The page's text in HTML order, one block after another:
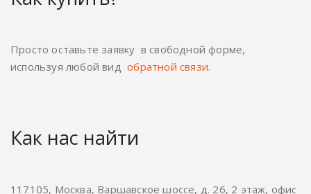
Просто оставьте заявку в свободной форме,
используя любой видобратной связи.
Как нас найти
117105, Москва, Варшавское шоссе, д. 26, 2 этаж, офис